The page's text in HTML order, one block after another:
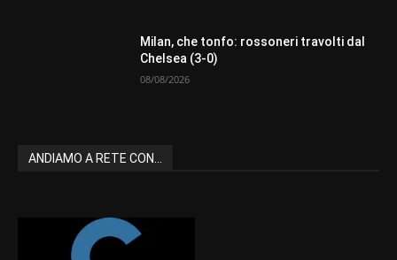
Milan, che tonfo: rossoneri travolti dal
Chelsea (3-0)
08/08/2026
ANDIAMO A RETE CON...